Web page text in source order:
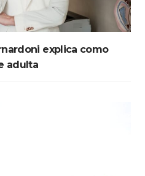
explica como
adulta